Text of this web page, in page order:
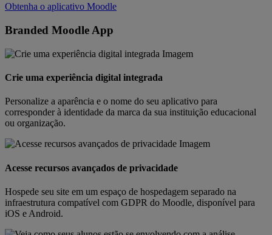
Obtenha o aplicativo Moodle
Branded Moodle App
Crie uma experiência digital integrada
Personalize a aparência e o nome do seu aplicativo para
corresponder à identidade da marca da sua instituição educacional
ou organização.
Acesse recursos avançados de privacidade
Hospede seu site em um espaço de hospedagem separado na
infraestrutura compatível com GDPR do Moodle, disponível para
iOS e Android.